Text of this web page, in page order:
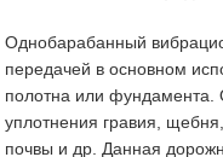
Однобарабанный
передачей в основном
полотна или фундамента.
уплотнения гравия,
почвы и др. Данная